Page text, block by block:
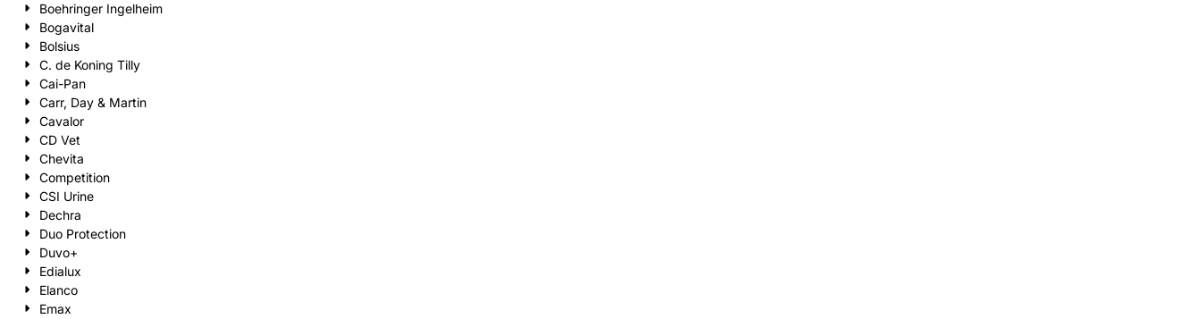
Boehringer Ingelheim
Bogavital
Bolsius
C. de Koning Tilly
Cai-Pan
Carr, Day & Martin
Cavalor
CD Vet
Chevita
Competition
CSI Urine
Dechra
Duo Protection
Duvo+
Edialux
Elanco
Emax